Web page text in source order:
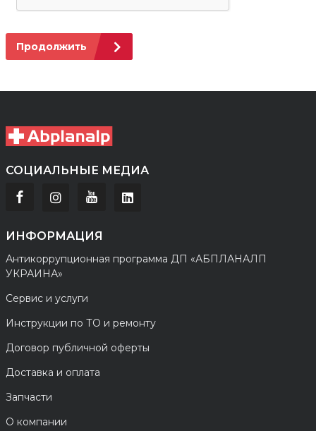
Продолжить
СОЦИАЛЬНЫЕ МЕДИА
ИНФОРМАЦИЯ
Антикоррупционная программа ДП «АБПЛАНАЛП
УКРАИНА»
Сервис и услуги
Инструкции по ТО и ремонту
Договор публичной оферты
Доставка и оплата
Запчасти
О компании